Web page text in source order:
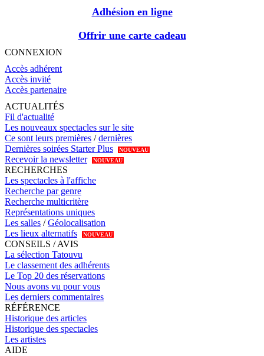
Adhésion en ligne
Offrir une carte cadeau
CONNEXION
Accès adhérent
Accès invité
Accès partenaire
ACTUALITÉS
Fil d'actualité
Les nouveaux spectacles sur le site
Ce sont leurs premières /dernières
Dernières soirées Starter Plus
NOUVEAU
Recevoir la newsletter NOUVEAU
RECHERCHES
Les spectacles à l'affiche
Recherche par genre
Recherche multicritère
Représentations uniques
Les salles /Géolocalisation
Les lieux alternatifs
NOUVEAU
CONSEILS / AVIS
La sélection Tatouvu
Le classement des adhérents
Le Top 20 des réservations
Nous avons vu pour vous
Les derniers commentaires
RÉFÉRENCE
Historique des articles
Historique des spectacles
Les artistes
AIDE